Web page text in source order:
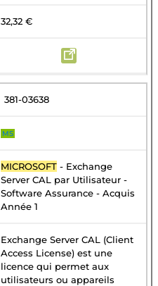
32,32 €
381-03638
MS
MICROSOFT - Exchange
Server CAL par Utilisateur -
Software Assurance - Acquis
Année 1
Exchange Server CAL (Client
Access License) est une
licence qui permet aux
utilisateurs ou appareils